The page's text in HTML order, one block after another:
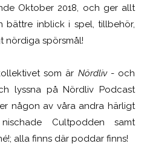
Oktober 2018, och ger allt
inblick i spel, tillbehör,
nördiga spörsmål!
som är Nördliv- och
lyssna på Nördliv Podcast
någon av våra andra härligt
Cultpodden samt
alla finns där poddar finns!